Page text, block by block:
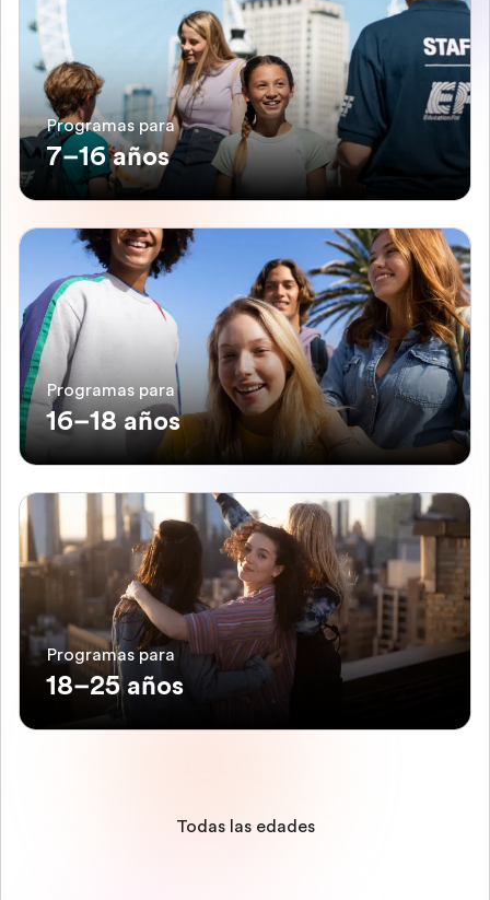
Programas para
7–16 años
Programas para
16–18 años
Programas para
18–25 años
Todas las edades